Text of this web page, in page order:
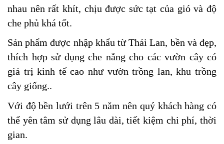
nhau nên rất khít, chịu được sức tạt của gió và độ
che phủ khá tốt.
Sản phẩm được nhập khẩu từ Thái Lan, bền và đẹp,
thích hợp sử dụng che nắng cho các vườn cây có
giá trị kinh tế cao như vườn trồng lan, khu trồng
cây giống..
Với độ bền lưới trên 5 năm nên quý khách hàng có
thể yên tâm sử dụng lâu dài, tiết kiệm chi phí, thời
gian.